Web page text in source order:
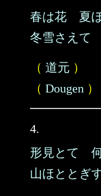
春は花 夏
冬雪さえて
（ 道元 ）
（ Dougen ）
4.
形見とて
山ほととぎ